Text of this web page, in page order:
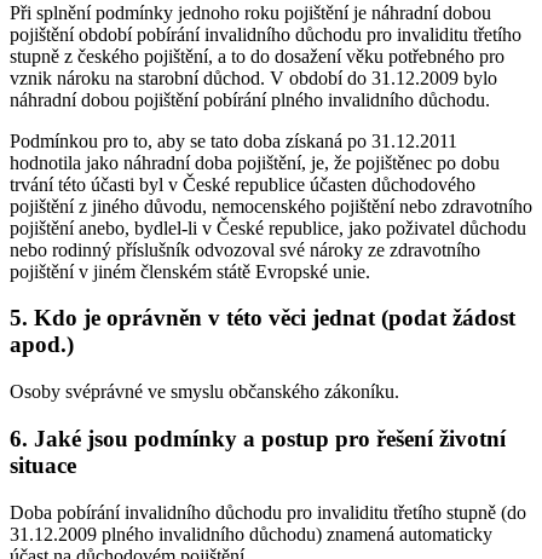
Při splnění podmínky jednoho roku pojištění je náhradní dobou
pojištění období pobírání invalidního důchodu pro invaliditu třetího
stupně z českého pojištění, a to do dosažení věku potřebného pro
vznik nároku na starobní důchod. V období do 31.12.2009 bylo
náhradní dobou pojištění pobírání plného invalidního důchodu.
Podmínkou pro to, aby se tato doba získaná po 31.12.2011
hodnotila jako náhradní doba pojištění, je, že pojištěnec po dobu
trvání této účasti byl v České republice účasten důchodového
pojištění z jiného důvodu, nemocenského pojištění nebo zdravotního
pojištění anebo, bydlel-li v České republice, jako poživatel důchodu
nebo rodinný příslušník odvozoval své nároky ze zdravotního
pojištění v jiném členském státě Evropské unie.
5. Kdo je oprávněn v této věci jednat (podat žádost
apod.)
Osoby svéprávné ve smyslu občanského zákoníku.
6. Jaké jsou podmínky a postup pro řešení životní
situace
Doba pobírání invalidního důchodu pro invaliditu třetího stupně (do
31.12.2009 plného invalidního důchodu) znamená automaticky